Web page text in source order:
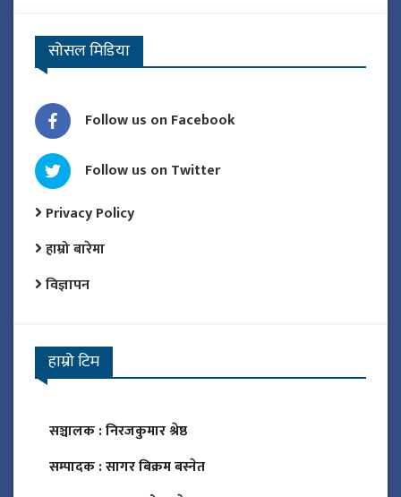
सोसल मिडिया
Follow us on Facebook
Follow us on Twitter
Privacy Policy
हाम्रो बारेमा
विज्ञापन
हाम्रो टिम
सञ्चालक :निरजकुमार श्रेष्ठ
सम्पादक :सागर बिक्रम बस्नेत